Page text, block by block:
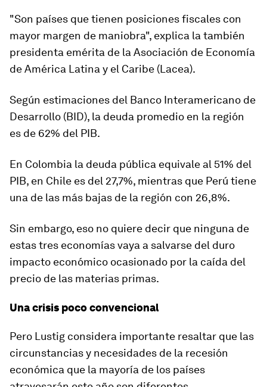
"Son países que tienen posiciones fiscales con
mayor margen de maniobra", explica la también
presidenta emérita de la Asociación de Economía
de América Latina y el Caribe (Lacea).
Según estimaciones del Banco Interamericano de
Desarrollo (BID), la deuda promedio en la región
es de 62% del PIB.
En Colombia la deuda pública equivale al 51% del
PIB, en Chile es del 27,7%, mientras que Perú tiene
una de las más bajas de la región con 26,8%.
Sin embargo, eso no quiere decir que ninguna de
estas tres economías vaya a salvarse del duro
impacto económico ocasionado por la caída del
precio de las materias primas.
Una crisis poco convencional
Pero Lustig considera importante resaltar que las
circunstancias y necesidades de la recesión
económica que la mayoría de los países